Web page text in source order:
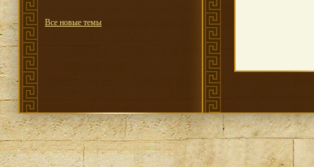
Все новые темы